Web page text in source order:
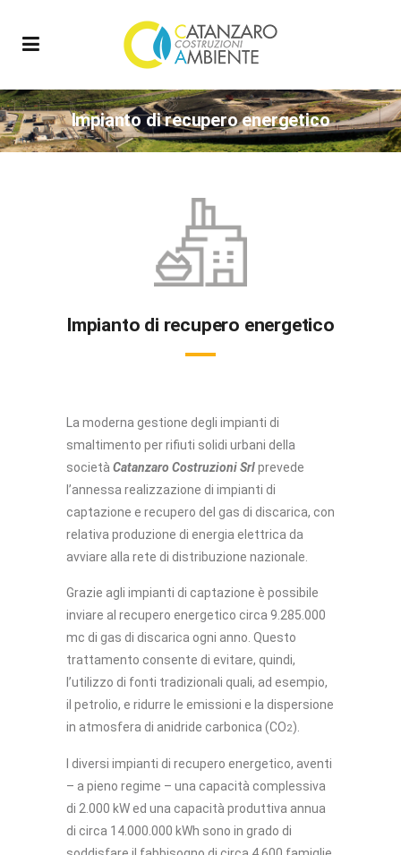
Impianto di recupero energetico
Impianto di recupero energetico
La moderna gestione degli impianti di
smaltimento per rifiuti solidi urbani della
società Catanzaro Costruzioni Srlprevede
l’annessa realizzazione di impianti di
captazione e recupero del gas di discarica, con
relativa produzione di energia elettrica da
avviare alla rete di distribuzione nazionale.
Grazie agli impianti di captazione è possibile
inviare al recupero energetico circa 9.285.000
mc di gas di discarica ogni anno. Questo
trattamento consente di evitare, quindi,
l’utilizzo di fonti tradizionali quali, ad esempio,
il petrolio, e ridurre le emissioni e la dispersione
in atmosfera di anidride carbonica (CO2).
I diversi impianti di recupero energetico, aventi
– a pieno regime – una capacità complessiva
di 2.000 kW ed una capacità produttiva annua
di circa 14.000.000 kWh sono in grado di